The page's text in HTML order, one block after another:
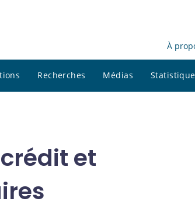
À
Recherches Médias
et